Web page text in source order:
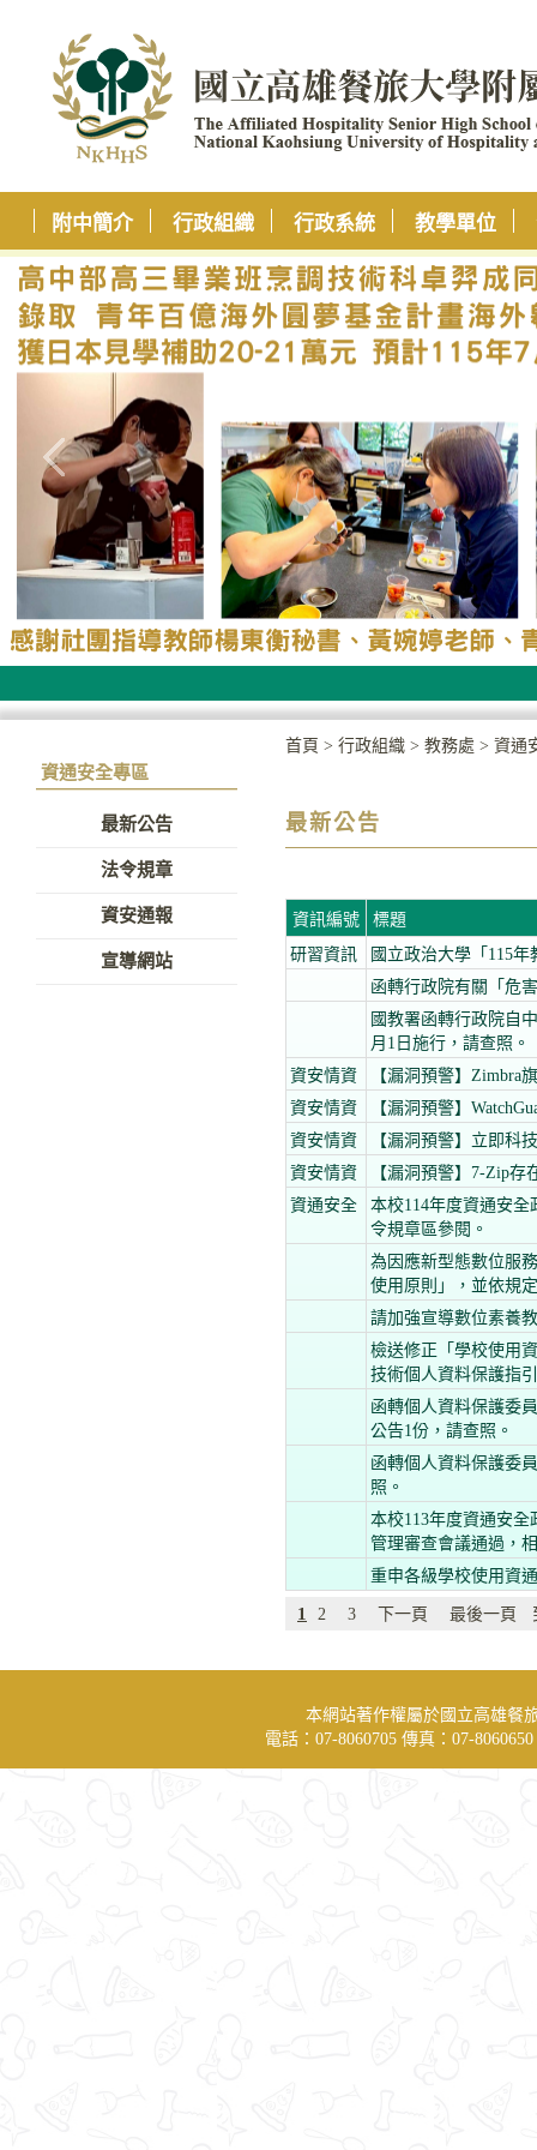
附中簡介 行政組織 行政系統 教學單位
資通安全專區
最新公告
法令規章
資安通報
宣導網站
首頁 > 行政組織 > 教務處 > 資通
最新公告
資訊編號
標題
研習資訊
國立政治大學「115
函轉行政院有關「危
國教署函轉行政院自
月1日施行，請查照。
資安情資
【漏洞預警】Zimbra
資安情資
【漏洞預警】
資安情資
【漏洞預警】立即科
資安情資
【漏洞預警】7-Zip
資通安全
本校114年度資通安全
令規章區參閱。
為因應新型態數位服
使用原則」，並依規
請加強宣導數位素養
檢送修正「學校使用
技術個人資料保護指
函轉個人資料保護委
公告1份，請查照。
函轉個人資料保護委
照。
本校113年度資通安全
管理審查會議通過，
重申各級學校使用資
1 2 3 下一頁 最後一頁
本網站著作權屬於國立高雄餐
電話：07-8060705 傳真：07-